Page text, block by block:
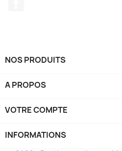
NOS PRODUITS
A PROPOS
VOTRE COMPTE
INFORMATIONS